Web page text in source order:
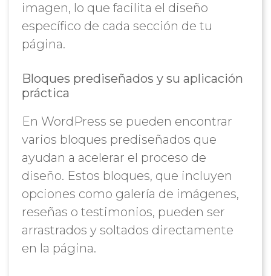
imagen, lo que facilita el diseño
específico de cada sección de tu
página.
Bloques prediseñados y su aplicación
práctica
En WordPress se pueden encontrar
varios bloques prediseñados que
ayudan a acelerar el proceso de
diseño. Estos bloques, que incluyen
opciones como galería de imágenes,
reseñas o testimonios, pueden ser
arrastrados y soltados directamente
en la página.